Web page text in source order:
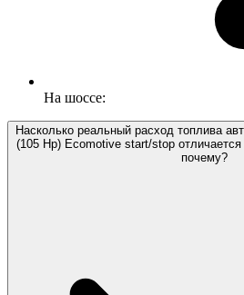
На шоссе:
Насколько реальный расход топлива
(105 Hp) Ecomotive start/stop
почему?